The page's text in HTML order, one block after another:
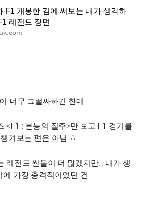
F1 개봉한 김에 써보는 내가 생각하
레전드 장면
너무 그럴싸하긴 한데
<F1 : 본능의 질주>만 보고 F1 경기를
겨보는 편은 아님 ㅎ
레전드 씬들이 더 많겠지만... 내가 생
에 가장 충격적이었던 건